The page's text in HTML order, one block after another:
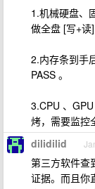
1.机械硬盘、
做全盘 [写+读
2.内存条到手
PASS 。
3.CPU 、
烤，需要监控
dilidilid
第三方软件查
证据。而且你